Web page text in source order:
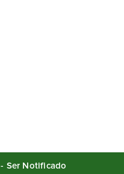
Muy Pronto - Ser Notificado - Ser Notificado